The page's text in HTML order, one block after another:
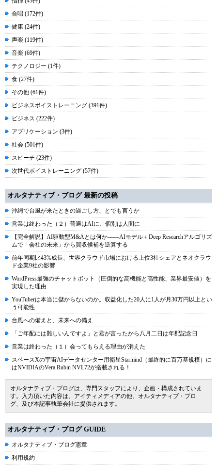
合唱 (172件)
健康 (24件)
声楽 (119件)
音楽 (69件)
テクノロジー (1件)
食 (27件)
その他 (61件)
ビジネスボイストレーニング (391件)
ビジネス (222件)
アプリケーション (3件)
社会 (501件)
スピーチ (23件)
次世代ボイストレーニング (57件)
オルタナティブ・ブログ 最新の投稿
沖縄で台風が来たときの過ごし方、とでも言うか
営業は終わった（２）普遍はAIに、個別は人間に
【完全解説】AI駆動型M&Aとは何か――AIモデル＋Deep Researchアルゴリズ
ムで「会社の未来」から買収候補を逆算する
前年同期比43%成長、世界クラウド市場における上位3社シェアとネオクラウ
ド企業9社の影響
WordPress最強のチャットボット（圧倒的な高機能と高性能、業界最安値）を
実現した理由
YouTuberは本当に儲からないのか。収益化した20人に1人が月30万円以上とい
う可能性
台風への備えと、未来への備え
「ご年配には難しいんですよ」と君が言ったから八月二日は年配記念日
営業は終わった（１）会ってもらえる理由が消えた
スペースXの宇宙AIデータセンター用衛星Starmind（最終的に百万基規模）に
はNVIDIAのVera Rubin NVL72が搭載される！
オルタナティブ・ブログは、専門スタッフにより、企画・構成されていま
す。入力頂いた内容は、アイティメディアの他、オルタナティブ・ブロ
グ、及び本記事執筆会社に提供されます。
オルタナティブ・ブログ GUIDE
オルタナティブ・ブログ憲章
利用規約